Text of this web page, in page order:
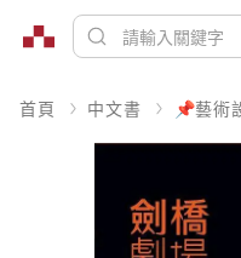
首頁 中文書 📌藝術